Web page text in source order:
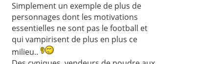
Simplement un exemple de plus de
personnages dont les motivations
essentielles ne sont pas le football et
qui vampirisent de plus en plus ce
milieu..